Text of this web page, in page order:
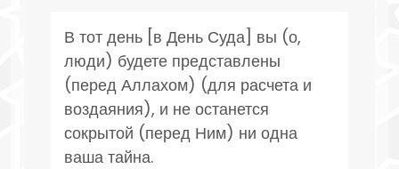
В тот день [в День Суда] вы (о,
люди) будете представлены
(перед Аллахом) (для расчета и
воздаяния), и не останется
сокрытой (перед Ним) ни одна
ваша тайна.